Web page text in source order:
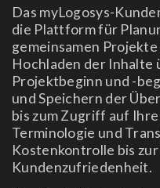
Das myLogosys-
die Plattform für
gemeinsamen
Hochladen der Inhalte
Projektbeginn und -
und Speichern der
bis zum Zugriff auf
Terminologie und
Kostenkontrolle bis
Kundenzufriedenheit.